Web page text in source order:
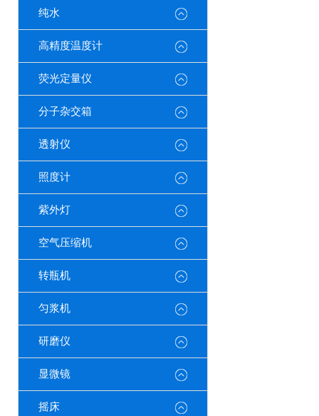
纯水
高精度温度计
荧光定量仪
分子杂交箱
透射仪
照度计
紫外灯
空气压缩机
转瓶机
匀浆机
研磨仪
显微镜
摇床